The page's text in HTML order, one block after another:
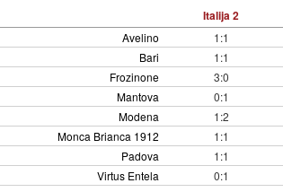
Italija 2
Avelino 1:1
Bari
1:1
Frozinone
3:0
Mantova
0:1
Modena
1:2
Monca Brianca 1912
1:1
Padova
1:1
Virtus Entela
0:1